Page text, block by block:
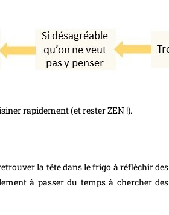
rapidement (et rester ZEN !).
la tête dans le frigo à réfléchir des
à passer du temps à chercher des